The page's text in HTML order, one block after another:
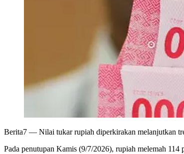
Berita7 — Nilai tukar rupiah diperkirakan melanjutkan
Pada penutupan Kamis (9/7/2026), rupiah melemah